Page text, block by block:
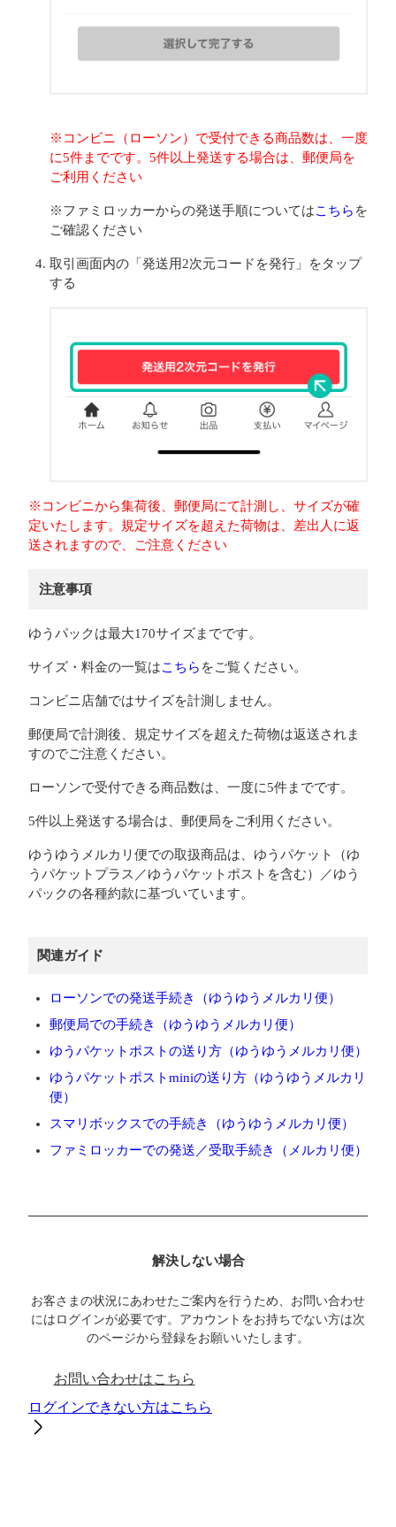
※コンビニ（ローソン）で受付できる商品数は、一度
に5件までです。5件以上発送する場合は、郵便局を
ご利用ください
※ファミロッカーからの発送手順についてはこちら を
ご確認ください
取引画面内の「発送用2次元コードを発行」をタップ
する
※コンビニから集荷後、郵便局にて計測し、サイズが確
定いたします。規定サイズを超えた荷物は、差出人に返
送されますので、ご注意ください
注意事項
ゆうパックは最大170サイズまでです。
サイズ・料金の一覧はこちら をご覧ください。
コンビニ店舗ではサイズを計測しません。
郵便局で計測後、規定サイズを超えた荷物は返送されま
すのでご注意ください。
ローソンで受付できる商品数は、一度に5件までです。
5件以上発送する場合は、郵便局をご利用ください。
ゆうゆうメルカリ便での取扱商品は、ゆうパケット（ゆ
うパケットプラス／ゆうパケットポストを含む）／ゆう
パックの各種約款に基づいています。
関連ガイド
ローソンでの発送手続き（ゆうゆうメルカリ便）
郵便局での手続き（ゆうゆうメルカリ便）
ゆうパケットポストの送り方（ゆうゆうメルカリ便）
ゆうパケットポストminiの送り方（ゆうゆうメルカリ
便）
スマリボックスでの手続き（ゆうゆうメルカリ便）
ファミロッカーでの発送／受取手続き（メルカリ便）
解決しない場合
お客さまの状況にあわせたご案内を行うため、お問い合わせ
にはログインが必要です。アカウントをお持ちでない方は次
のページから登録をお願いいたします。
お問い合わせはこちら
ログインできない方はこちら